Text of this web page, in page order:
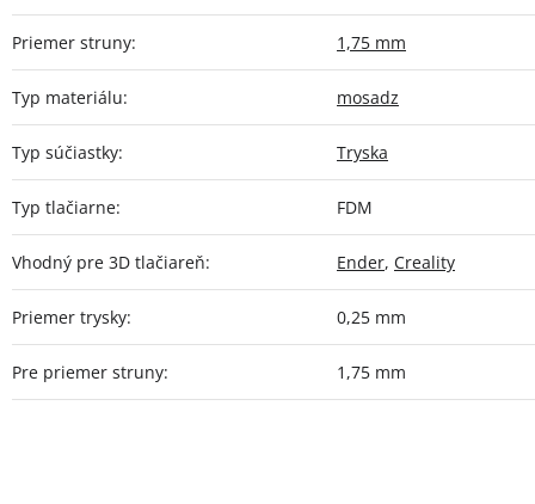
Priemer struny: 1,75 mm
Typ materiálu: mosadz
Typ súčiastky: Tryska
Typ tlačiarne: FDM
Vhodný pre 3D tlačiareň: Ender, Creality
Priemer trysky: 0,25 mm
Pre priemer struny: 1,75 mm